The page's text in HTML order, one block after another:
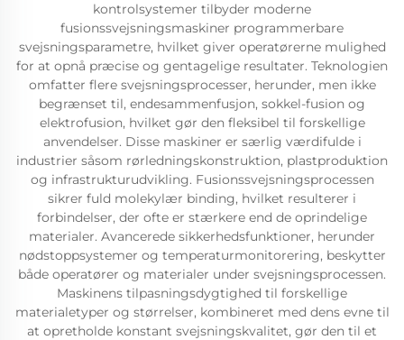
kontrolsystemer tilbyder moderne
fusionssvejsningsmaskiner programmerbare
svejsningsparametre, hvilket giver operatørerne mulighed
for at opnå præcise og gentagelige resultater. Teknologien
omfatter flere svejsningsprocesser, herunder, men ikke
begrænset til, endesammenfusjon, sokkel-fusion og
elektrofusion, hvilket gør den fleksibel til forskellige
anvendelser. Disse maskiner er særlig værdifulde i
industrier såsom rørledningskonstruktion, plastproduktion
og infrastrukturudvikling. Fusionssvejsningsprocessen
sikrer fuld molekylær binding, hvilket resulterer i
forbindelser, der ofte er stærkere end de oprindelige
materialer. Avancerede sikkerhedsfunktioner, herunder
nødstoppsystemer og temperaturmonitorering, beskytter
både operatører og materialer under svejsningsprocessen.
Maskinens tilpasningsdygtighed til forskellige
materialetyper og størrelser, kombineret med dens evne til
at opretholde konstant svejsningskvalitet, gør den til et